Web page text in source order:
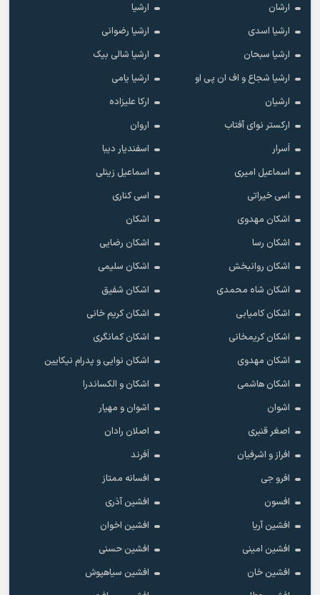
ارشان
ارشیا
ارشیا اسدی
ارشیا رضوانی
ارشیا سبحان
ارشیا شالی بیک
ارشیا شجاع و اف ان پی او
ارشیا یامی
ارشیان
ارکا علیزاده
ارکستر نوای آفتاب
اروان
اَسرار
اسفندیار دیبا
اسماعیل امیری
اسماعیل زینلی
اسی خیراتی
اسی کناری
اشکان مهدوى
اشکان
اشکان رسا
اشکان رضایی
اشکان روانبخش
اشکان سلیمی
اشکان شاه محمدی
اشکان شفیق
اشکان کامیابی
اشکان کریم خانی
اشکان کریمخانی
اشکان کمانگری
اشکان مهدوی
اشکان نوایی و پدرام نیکایین
اشکان هاشمی
اشکان و الکساندرا
اشوان
اشوان و مهیار
اصغر قنبری
اصلان رادان
افراز و اشرفیان
اَفرند
افرو جی
افسانه ممتاز
افسون
افشین آذری
افشین آریا
افشین اخوان
افشین امینی
افشین حسنی
افشین خان
افشین سیاهپوش